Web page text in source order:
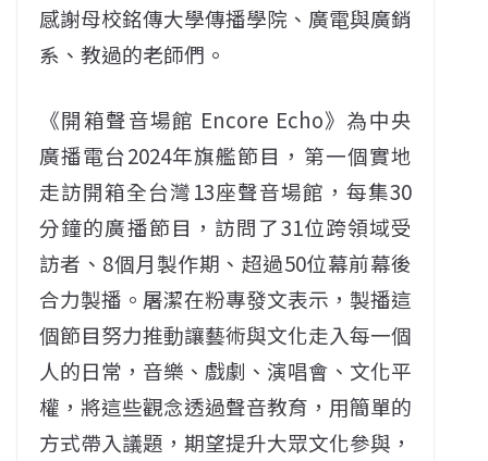
感謝母校銘傳大學傳播學院、廣電與廣銷
系、教過的老師們。
《開箱聲音場館 Encore Echo》為中央
廣播電台2024年旗艦節目，第一個實地
走訪開箱全台灣13座聲音場館，每集30
分鐘的廣播節目，訪問了31位跨領域受
訪者、8個月製作期、超過50位幕前幕後
合力製播。屠潔在粉專發文表示，製播這
個節目努力推動讓藝術與文化走入每一個
人的日常，音樂、戲劇、演唱會、文化平
權，將這些觀念透過聲音教育，用簡單的
方式帶入議題，期望提升大眾文化參與，